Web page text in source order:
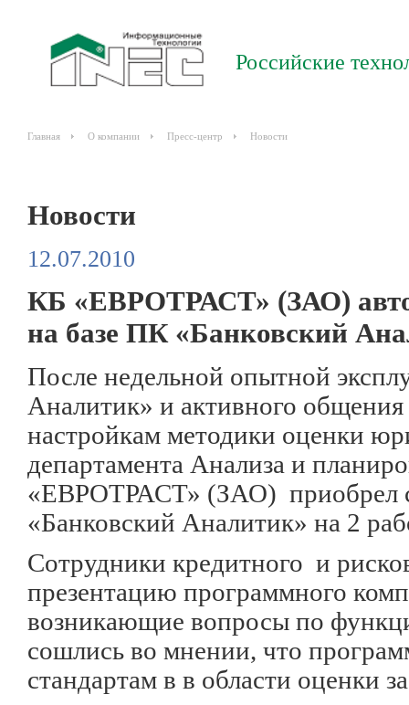
Российские
Главная О компании Пресс-центр Новости
Новости
12.07.2010
КБ «ЕВРОТРАСТ» (ЗАО)
на базе ПК «Банковский
После недельной опытной
Аналитик» и активного
настройкам методики оценки
департамента Анализа и
«ЕВРОТРАСТ» (ЗАО) приобрел
«Банковский Аналитик» на 2
Сотрудники кредитного и
презентацию программного
возникающие вопросы по
сошлись во мнении, что
стандартам в в области оценки